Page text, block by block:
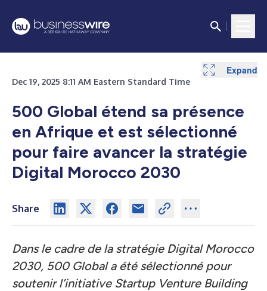
Dec 19, 2025 8:11 AM Eastern Standard Time
500 Global étend sa présence
en Afrique et est sélectionné
pour faire avancer la stratégie
Digital Morocco 2030
Share
Dans le cadre de la stratégie Digital Morocco
2030, 500 Global a été sélectionné pour
soutenir l’initiative Startup Venture Building
Expand